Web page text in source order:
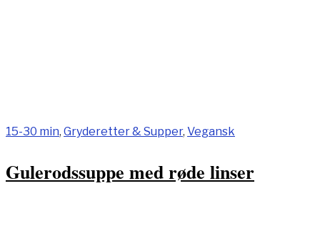
15-30 min, Gryderetter & Supper, Vegansk
Gulerodssuppe med røde linser